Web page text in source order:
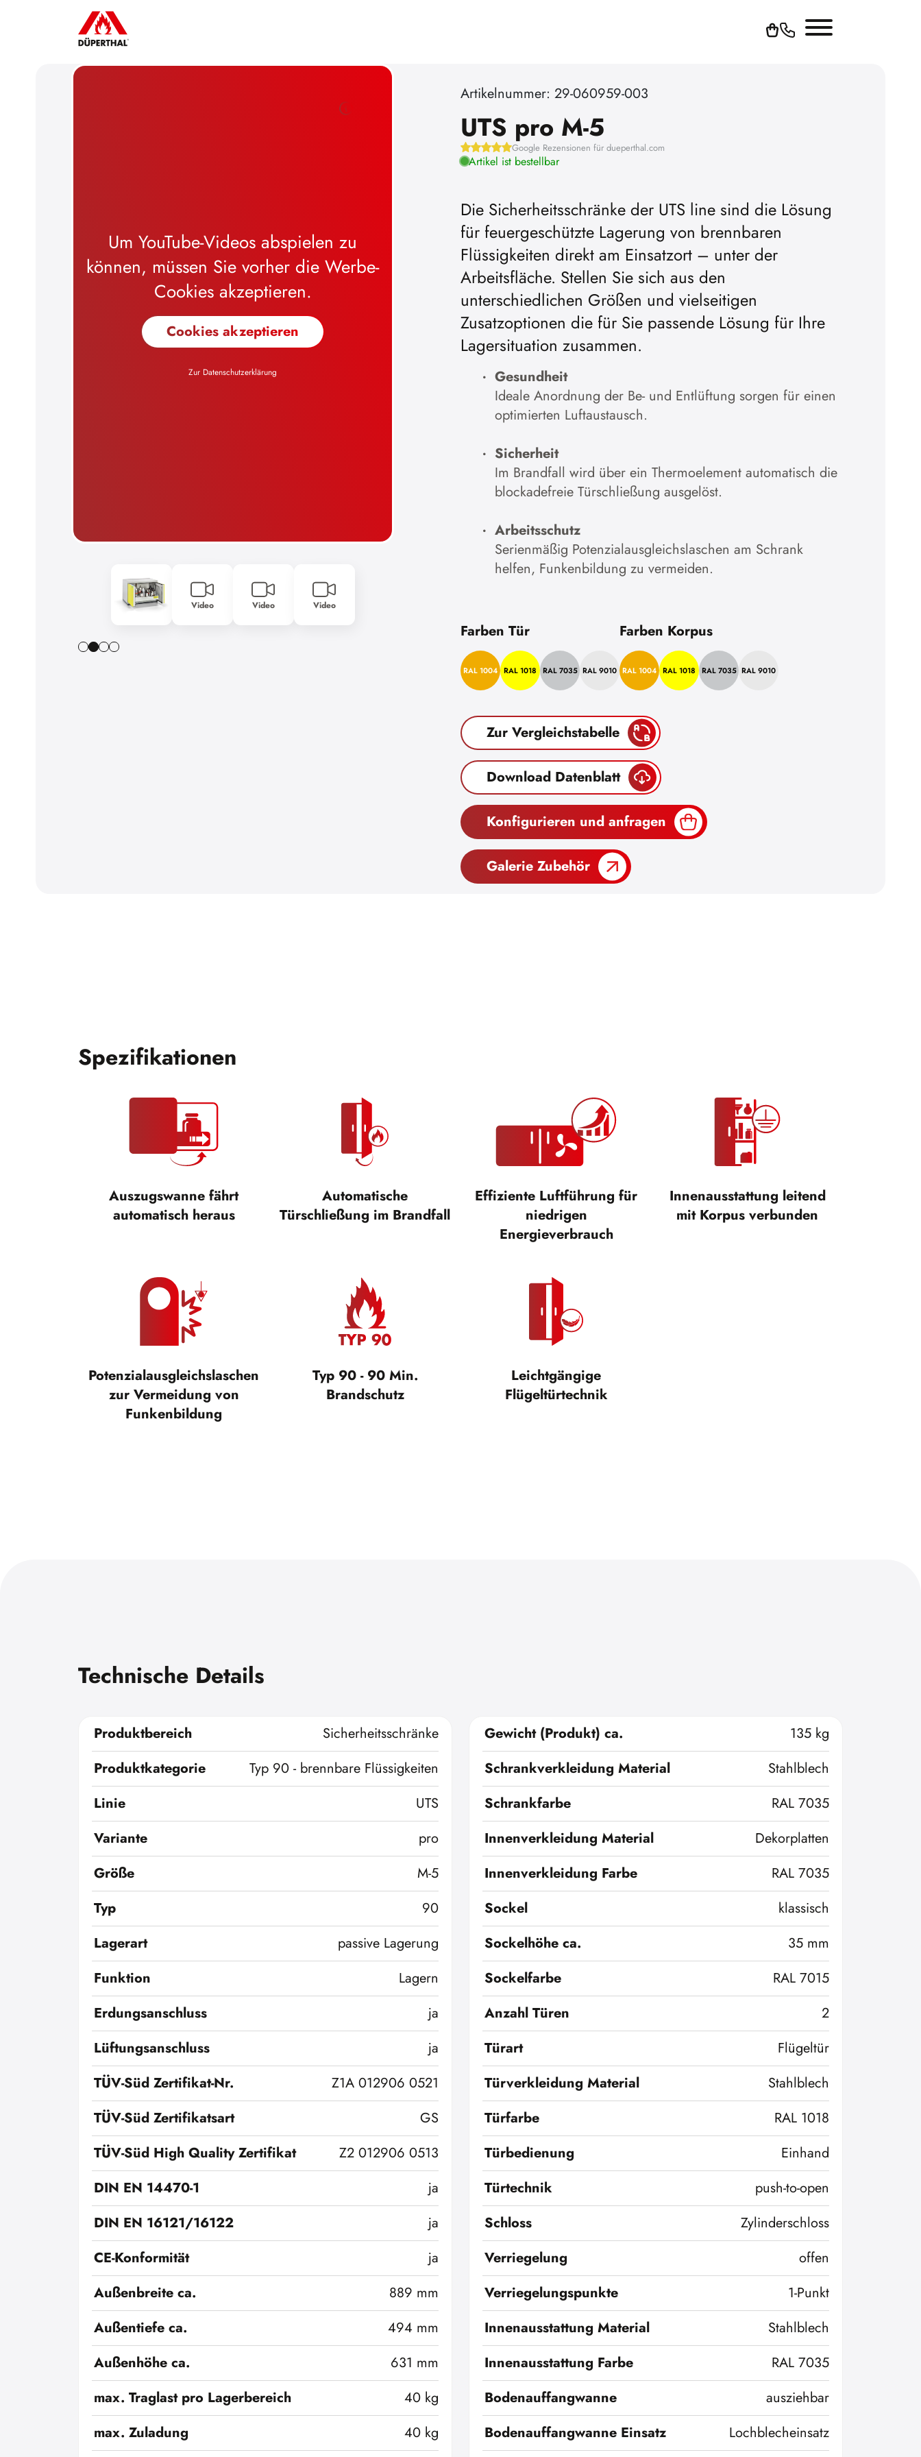
Um YouTube-Videos abspielen zu
können, müssen Sie vorher die Werbe-
Cookies akzeptieren.
Cookies akzeptieren
Zur Datenschutzerklärung
Um YouTube-Videos
können, müssen Sie
Cookies
Video Video Video
Artikelnummer: 29-060959-003
UTS pro M-5
Google Rezensionen für dueperthal.com
Artikel ist bestellbar
Die Sicherheitsschränke der UTS line sind die Lösung
für feuergeschützte Lagerung von brennbaren
Flüssigkeiten direkt am Einsatzort – unter der
Arbeitsfläche. Stellen Sie sich aus den
unterschiedlichen Größen und vielseitigen
Zusatzoptionen die für Sie passende Lösung für Ihre
Lagersituation zusammen.
Gesundheit
Ideale Anordnung der Be- und Entlüftung sorgen für einen
optimierten Luftaustausch.
Sicherheit
Im Brandfall wird über ein Thermoelement automatisch die
blockadefreie Türschließung ausgelöst.
Arbeitsschutz
Serienmäßig Potenzialausgleichslaschen am Schrank
helfen, Funkenbildung zu vermeiden.
Farben Tür
RAL 1004 RAL 1018 RAL 7035 RAL 9010
Farben Korpus
RAL 1004 RAL 1018 RAL 7035 RAL 9010
Zur Vergleichstabelle
Download Datenblatt
Konfigurieren und anfragen
Galerie Zubehör
Spezifikationen
Auszugswanne fährt
automatisch heraus
Automatische
Türschließung im Brandfall
Effiziente Luftführung für
niedrigen
Energieverbrauch
Innenausstattung leitend
mit Korpus verbunden
Potenzialausgleichslaschen
zur Vermeidung von
Funkenbildung
Typ 90 - 90 Min.
Brandschutz
Leichtgängige
Flügeltürtechnik
Technische Details
Produktbereich
Sicherheitsschränke
Produktkategorie
Typ 90 - brennbare Flüssigkeiten
Linie
UTS
Variante
pro
Größe
M-5
Typ
90
Lagerart
passive Lagerung
Funktion
Lagern
Erdungsanschluss
ja
Lüftungsanschluss
ja
TÜV-Süd Zertifikat-Nr.
Z1A 012906 0521
TÜV-Süd Zertifikatsart
GS
TÜV-Süd High Quality Zertifikat
Z2 012906 0513
DIN EN 14470-1
ja
DIN EN 16121/16122
ja
CE-Konformität
ja
Außenbreite ca.
889 mm
Außentiefe ca.
494 mm
Außenhöhe ca.
631 mm
max. Traglast pro Lagerbereich
40 kg
max. Zuladung
40 kg
Gewicht (Produkt) ca.
135 kg
Schrankverkleidung Material
Stahlblech
Schrankfarbe
RAL 7035
Innenverkleidung Material
Dekorplatten
Innenverkleidung Farbe
RAL 7035
Sockel
klassisch
Sockelhöhe ca.
35 mm
Sockelfarbe
RAL 7015
Anzahl Türen
2
Türart
Flügeltür
Türverkleidung Material
Stahlblech
Türfarbe
RAL 1018
Türbedienung
Einhand
Türtechnik
push-to-open
Schloss
Zylinderschloss
Verriegelung
offen
Verriegelungspunkte
1-Punkt
Innenausstattung Material
Stahlblech
Innenausstattung Farbe
RAL 7035
Bodenauffangwanne
ausziehbar
Bodenauffangwanne Einsatz
Lochblecheinsatz